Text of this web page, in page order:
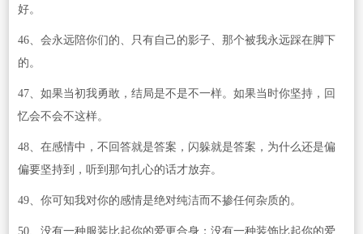
好。
46、会永远陪你们的、只有自己的影子、那个被我永远踩在脚下
的。
47、如果当初我勇敢，结局是不是不一样。如果当时你坚持，回
忆会不会不这样。
48、在感情中，不回答就是答案，闪躲就是答案，为什么还是偏
偏要坚持到，听到那句扎心的话才放弃。
49、你可知我对你的感情是绝对纯洁而不掺任何杂质的。
50、没有一种服装比起你的爱更合身；没有一种装饰比起你的爱